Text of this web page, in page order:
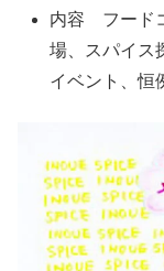
内容 フード
場、スパイ
イベント、恒